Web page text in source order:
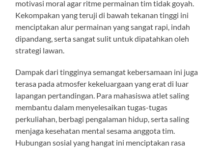
motivasi moral agar ritme permainan tim tidak goyah.
Kekompakan yang teruji di bawah tekanan tinggi ini
menciptakan alur permainan yang sangat rapi, indah
dipandang, serta sangat sulit untuk dipatahkan oleh
strategi lawan.
Dampak dari tingginya semangat kebersamaan ini juga
terasa pada atmosfer kekeluargaan yang erat di luar
lapangan pertandingan. Para mahasiswa atlet saling
membantu dalam menyelesaikan tugas-tugas
perkuliahan, berbagi pengalaman hidup, serta saling
menjaga kesehatan mental sesama anggota tim.
Hubungan sosial yang hangat ini menciptakan rasa